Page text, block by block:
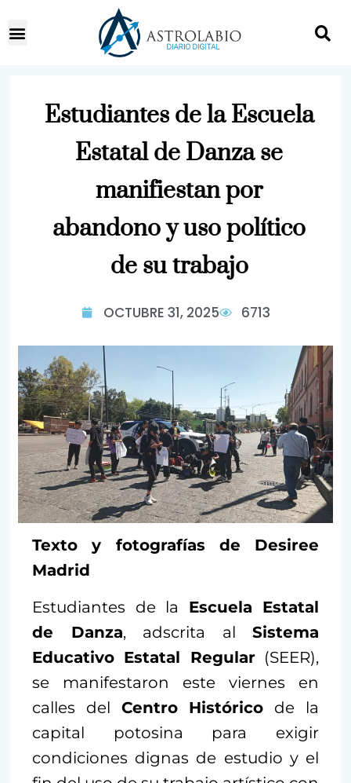
Estudiantes de la Escuela
Estatal de Danza se
manifiestan por
abandono y uso político
de su trabajo
OCTUBRE 31, 2025 6713
Texto y fotografías de Desiree
Madrid
Estudiantes de la Escuela Estatal
de Danza, adscrita al Sistema
Educativo Estatal Regular(SEER),
se manifestaron este viernes en
calles del Centro Histórico de la
capital potosina para exigir
condiciones dignas de estudio y el